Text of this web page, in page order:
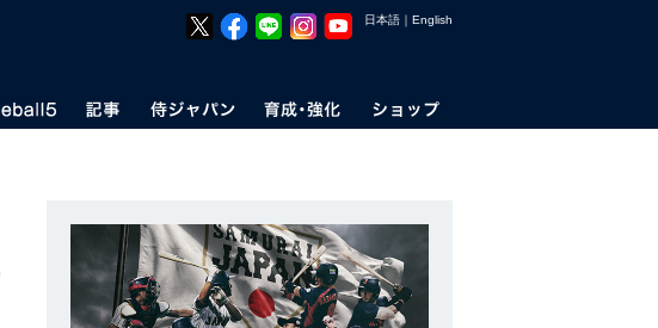
日本語 ｜ English